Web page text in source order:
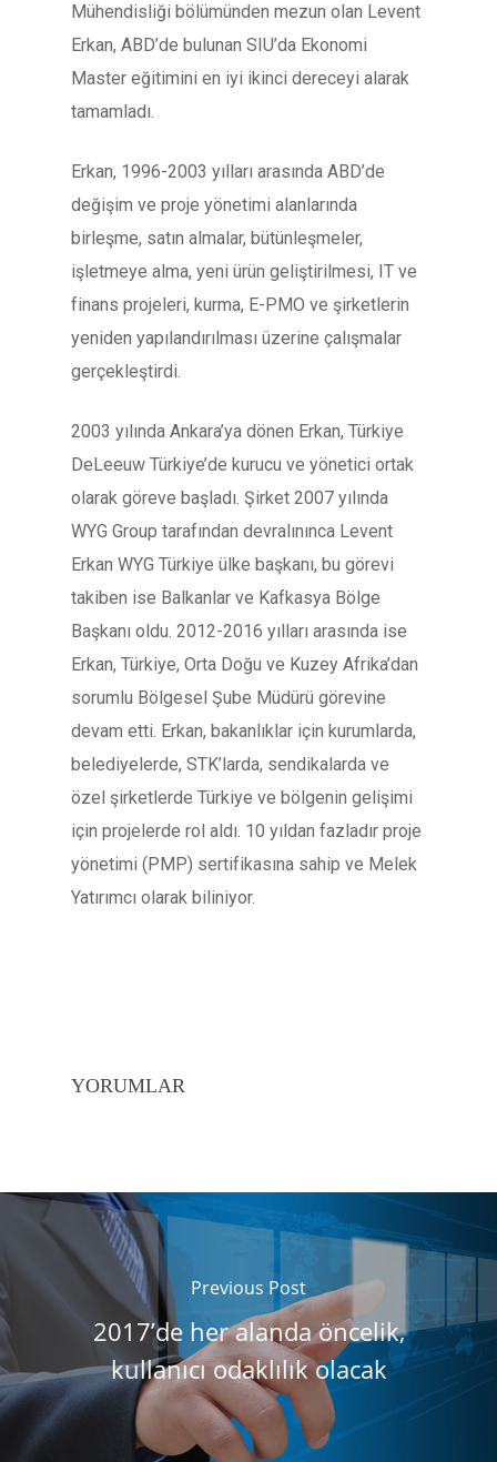
Mühendisliği bölümünden mezun olan Levent
Erkan, ABD’de bulunan SIU’da Ekonomi
Master eğitimini en iyi ikinci dereceyi alarak
tamamladı.
Erkan, 1996-2003 yılları arasında ABD’de
değişim ve proje yönetimi alanlarında
birleşme, satın almalar, bütünleşmeler,
işletmeye alma, yeni ürün geliştirilmesi, IT ve
finans projeleri, kurma, E-PMO ve şirketlerin
yeniden yapılandırılması üzerine çalışmalar
gerçekleştirdi.
2003 yılında Ankara’ya dönen Erkan, Türkiye
DeLeeuw Türkiye’de kurucu ve yönetici ortak
olarak göreve başladı. Şirket 2007 yılında
WYG Group tarafından devralınınca Levent
Erkan WYG Türkiye ülke başkanı, bu görevi
takiben ise Balkanlar ve Kafkasya Bölge
Başkanı oldu. 2012-2016 yılları arasında ise
Erkan, Türkiye, Orta Doğu ve Kuzey Afrika’dan
sorumlu Bölgesel Şube Müdürü görevine
devam etti. Erkan, bakanlıklar için kurumlarda,
belediyelerde, STK’larda, sendikalarda ve
özel şirketlerde Türkiye ve bölgenin gelişimi
için projelerde rol aldı. 10 yıldan fazladır proje
yönetimi (PMP) sertifikasına sahip ve Melek
Yatırımcı olarak biliniyor.
YORUMLAR
Previous Post
2017’de her alanda öncelik,
kullanıcı odaklılık olacak